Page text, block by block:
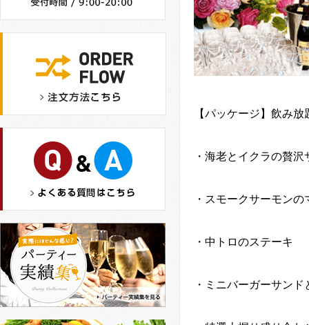
【パッケージ】飲み
・海老とイクラの贅沢
・スモークサーモンの
・中トロのステーキ
・ミニバーガーサン